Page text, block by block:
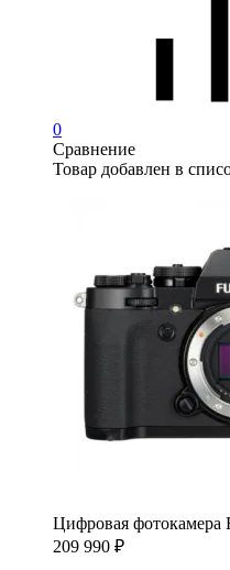
0
Сравнение
Товар добавлен в
Цифровая
209 990 ₽